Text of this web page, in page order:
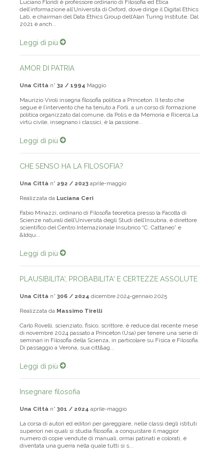
Luciano Floridi è professore ordinario di Filosofia ed Etica
dell’informazione all’Università di Oxford, dove dirige il Digital Ethics
Lab, e chairman del Data Ethics Group dell’Alan Turing Institute. Dal
2021 è anch...
Leggi di più
AMOR DI PATRIA
Una Città n° 32 / 1994 Maggio
Maurizio Viroli insegna filosofia politica a Princeton. Il testo che
segue è l’intervento che ha tenuto a Forlì, a un corso di formazione
politica organizzato dal comune, da Polis e da Memoria e Ricerca.La
virtù civile, insegnano i classici, è la passione...
Leggi di più
CHE SENSO HA LA FILOSOFIA?
Una Città n° 292 / 2023 aprile-maggio
Realizzata da Luciana Ceri
Fabio Minazzi, ordinario di Filosofia teoretica presso la Facoltà di
Scienze naturali dell’Università degli Studi dell’Insubria, è direttore
scientifico del Centro Internazionale Insubrico “C. Cattaneo” e
&ldqu...
Leggi di più
PLAUSIBILITA', PROBABILITA' E CERTEZZE ASSOLUTE
Una Città n° 306 / 2024 dicembre 2024-gennaio 2025
Realizzata da Massimo Tirelli
Carlo Rovelli, scienziato, fisico, scrittore, è reduce dal recente mese
di novembre 2024 passato a Princeton (Usa) per tenere una serie di
seminari in Filosofia della Scienza, in particolare su Fisica e Filosofia.
Di passaggio a Verona, sua citt&ag...
Leggi di più
Insegnare filosofia
Una Città n° 301 / 2024 aprile-maggio
La corsa di autori ed editori per gareggiare, nelle classi degli istituti
superiori nei quali si studia filosofia, a conquistare il maggior
numero di copie vendute di manuali, ormai patinati e colorati, è
diventata una guerra nella quale tutti si s...